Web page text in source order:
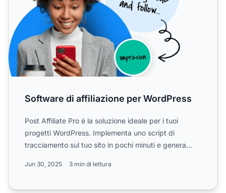
Software di affiliazione per WordPress
Post Affiliate Pro è la soluzione ideale per i tuoi
progetti WordPress. Implementa uno script di
tracciamento sul tuo sito in pochi minuti e genera
Jun 30, 2025 3 min di lettura